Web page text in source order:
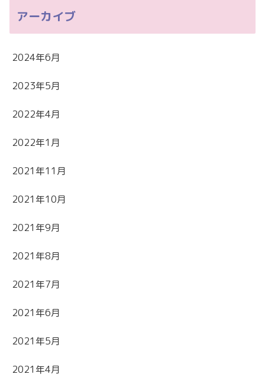
アーカイブ
2024年6月
2023年5月
2022年4月
2022年1月
2021年11月
2021年10月
2021年9月
2021年8月
2021年7月
2021年6月
2021年5月
2021年4月